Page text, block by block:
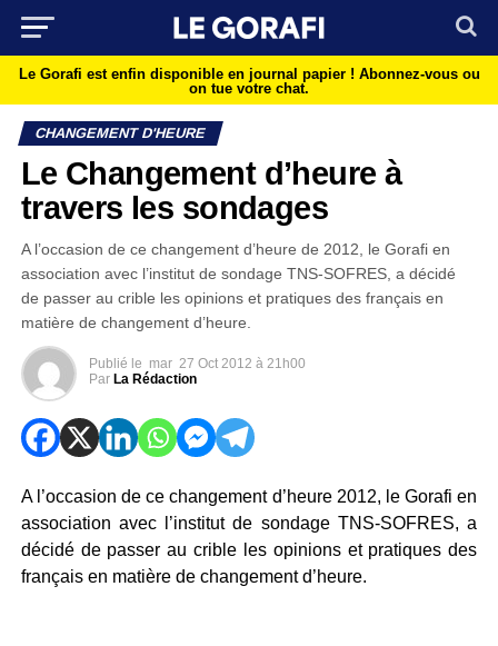
Le Gorafi est enfin disponible en journal papier ! Abonnez-vous ou
on tue votre chat.
CHANGEMENT D'HEURE
Le Changement d’heure à
travers les sondages
A l’occasion de ce changement d’heure de 2012, le Gorafi en
association avec l’institut de sondage TNS-SOFRES, a décidé
de passer au crible les opinions et pratiques des français en
matière de changement d’heure.
Publié le mar 27 Oct 2012 à 21h00
Par La Rédaction
A l’occasion de ce changement d’heure 2012, le Gorafi en
association avec l’institut de sondage TNS-SOFRES, a
décidé de passer au crible les opinions et pratiques des
français en matière de changement d’heure.